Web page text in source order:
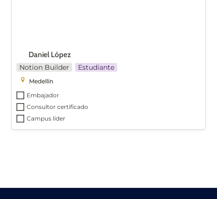
Daniel López
Notion Builder Estudiante
Medellín
Embajador
Consultor certificado
Campus líder